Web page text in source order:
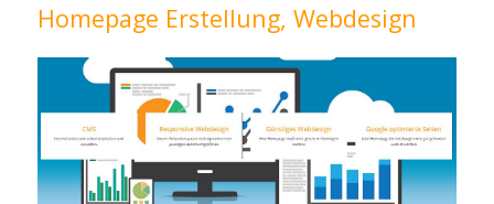
Homepage Erstellung, Webdesign